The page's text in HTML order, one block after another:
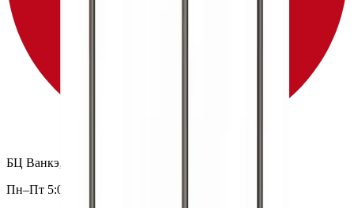
БЦ Ванкэ, Фошань, Гуандун, Китай
Пн–Пт 5:00–14:00 (Мск)